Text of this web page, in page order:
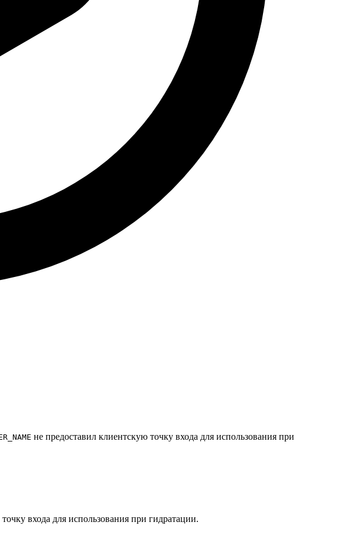
не предоставил клиентскую точку входа для использования при
входа для использования при гидратации.